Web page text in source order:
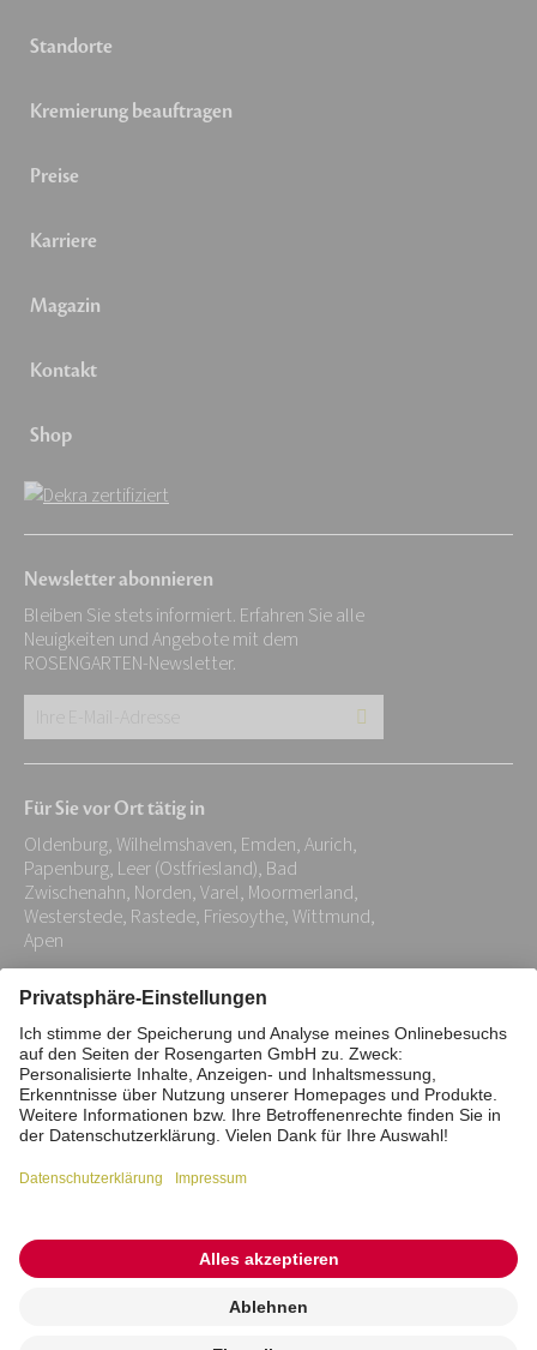
Standorte
Kremierung beauftragen
Preise
Karriere
Magazin
Kontakt
Shop
Newsletter abonnieren
Bleiben Sie stets informiert. Erfahren Sie alle
Neuigkeiten und Angebote mit dem
ROSENGARTEN-Newsletter.
Adresse:
*
Für Sie vor Ort tätig in
Oldenburg, Wilhelmshaven, Emden, Aurich,
Papenburg, Leer (Ostfriesland), Bad
Zwischenahn, Norden, Varel, Moormerland,
Westerstede, Rastede, Friesoythe, Wittmund,
Apen
Impressum Datenschutz
Stiftung
Interne Meldestelle
Zahlungsmittel
Barrierefreiheitserklärung
Vertrag widerrufen
© 2026 ROSENGARTEN-Tierbestattung